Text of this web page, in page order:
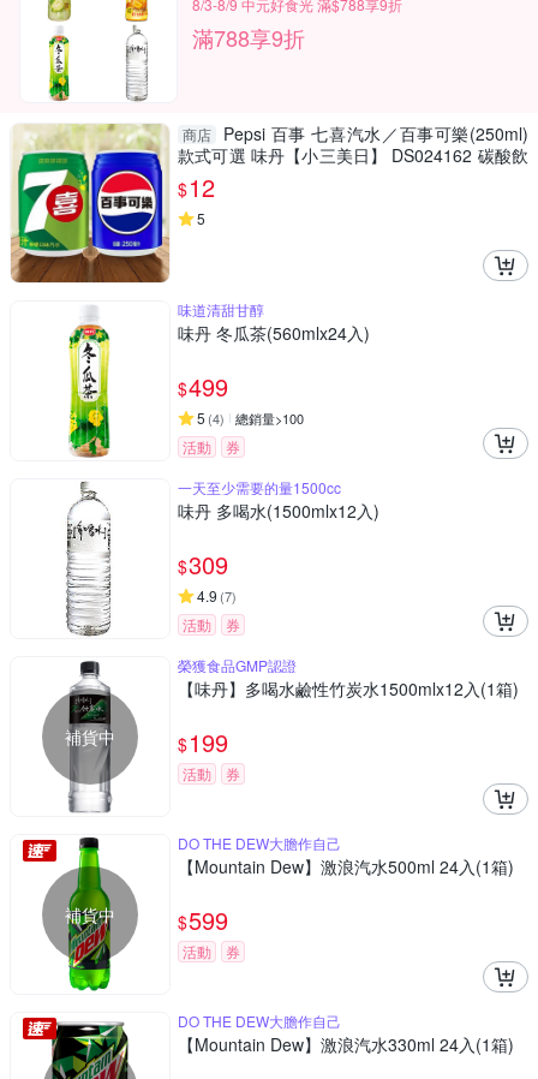
8/3-8/9 中元好食光 滿$788享9折
滿788享9折
商店
Pepsi 百事 七喜汽水／百事可樂(250ml)
款式可選 味丹【小三美日】 DS024162 碳酸飲
料 軟性 氣泡飲
$12
5
味道清甜甘醇
味丹 冬瓜茶(560mlx24入)
$499
5 (4) 總銷量>100
活動
券
一天至少需要的量1500cc
味丹 多喝水(1500mlx12入)
$309
4.9 (7)
活動 券
補貨中
榮獲食品GMP認證
【味丹】多喝水鹼性竹炭水1500mlx12入(1箱)
$199
活動 券
補貨中
DO THE DEW大膽作自己
【Mountain Dew】激浪汽水500ml 24入(1箱)
$599
活動 券
DO THE DEW大膽作自己
【Mountain Dew】激浪汽水330ml 24入(1箱)